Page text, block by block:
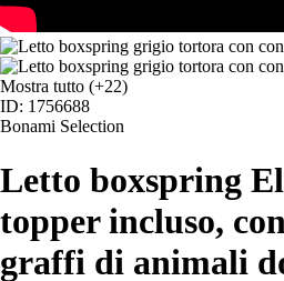
Mostra tutto (+22)
ID: 1756688
Bonami Selection
Letto boxspring
topper incluso,
graffi di animali